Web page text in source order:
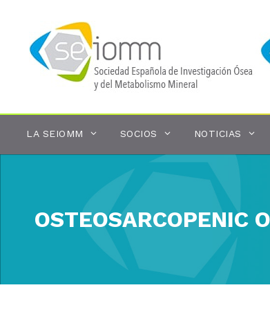
contenido
LA SEIOMM SOCIOS NOTICIAS
OSTEOSARCOPENIC